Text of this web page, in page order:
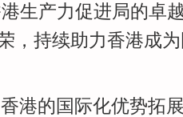
生产力促进局的卓
，持续助力香港成
港的国际化优势拓